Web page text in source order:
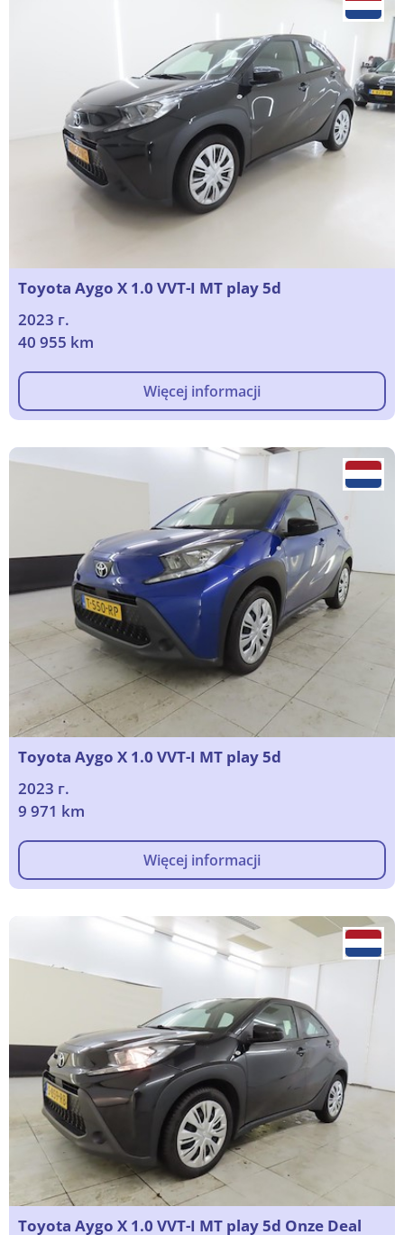
Toyota Aygo X 1.0 VVT-I MT play 5d
2023 г.
40 955 km
Więcej informacji
Toyota Aygo X 1.0 VVT-I MT play 5d
2023 г.
9 971 km
Więcej informacji
Toyota Aygo X 1.0 VVT-I MT play 5d Onze Deal